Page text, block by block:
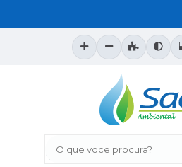
O que voce procura?